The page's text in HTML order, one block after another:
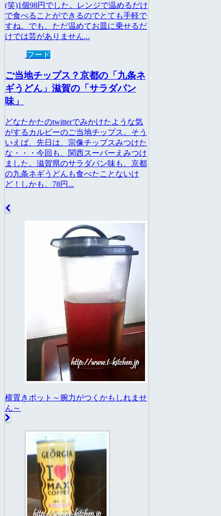
(笑)1個98円でした。レンジで温めるだけ
で食べることができるのでとても手軽で
すね。でも、ただ温めてお皿に乗せるだ
けでは芸がありません...
フード
ご当地チップス？京都の「九条ネ
ギうどん」滋賀の「サラダパン
味」
どなたかたのtwitterでみかけたような気
がするカルビーのご当地チップス。そう
いえば、先日は、宗像チップスみつけた
な・・・今回も、関西スーパーえみつけ
ました。滋賀県のサラダパン味も、京都
の九条ネギうどんも食べたことないけ
ど！しかも、78円...
横置きポット～腕力がつくかもしれませ
ん～